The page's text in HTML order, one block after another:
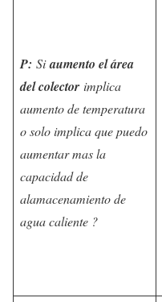
P: Siaumento el área
del colector implica
aumento de temperatura
o solo implica que puedo
aumentar mas la
capacidad de
alamacenamiento de
agua caliente ?